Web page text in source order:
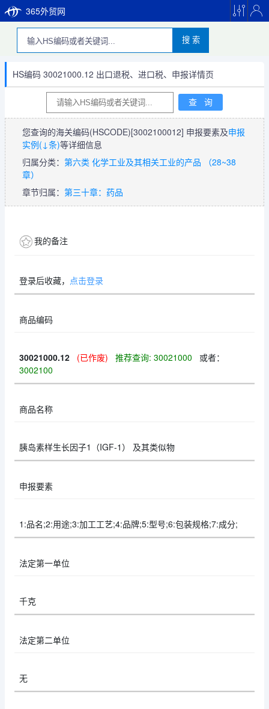
365外贸网
搜 索
HS编码 30021000.12 出口退税、进口税、申报详情页
您查询的海关编码(HSCODE)[3002100012] 申报要素及申报
实例(↓条)等详细信息
归属分类： 第六类 化学工业及其相关工业的产品 （28~38
章）
章节归属： 第三十章：药品
我的备注
登录后收藏， 点击登录
商品编码
30021000.12 (已作废) 推荐查询: 30021000 或者：
3002100
商品名称
胰岛素样生长因子1（IGF-1） 及其类似物
申报要素
1:品名;2:用途;3:加工工艺;4:品牌;5:型号;6:包装规格;7:成分;
法定第一单位
千克
法定第二单位
无